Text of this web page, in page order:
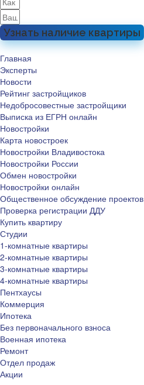
Узнать наличие квартиры
Главная
Эксперты
Новости
Рейтинг застройщиков
Недобросовестные застройщики
Выписка из ЕГРН онлайн
Новостройки
Карта новостроек
Новостройки Владивостока
Новостройки России
Обмен новостройки
Новостройки онлайн
Общественное обсуждение проектов
Проверка регистрации ДДУ
Купить квартиру
Студии
1-комнатные квартиры
2-комнатные квартиры
3-комнатные квартиры
4-комнатные квартиры
Пентхаусы
Коммерция
Ипотека
Без первоначального взноса
Военная ипотека
Ремонт
Отдел продаж
Акции